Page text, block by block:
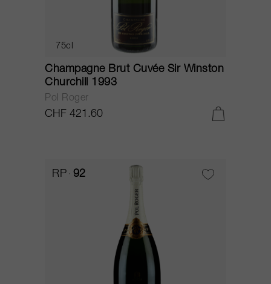
75cl
Champagne Brut Cuvée Sir Winston
Churchill 1993
Pol Roger
CHF 421.60
RP 92